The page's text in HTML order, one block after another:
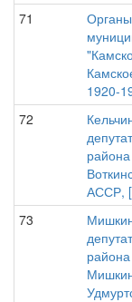
71
1920-
72
АССР,
73